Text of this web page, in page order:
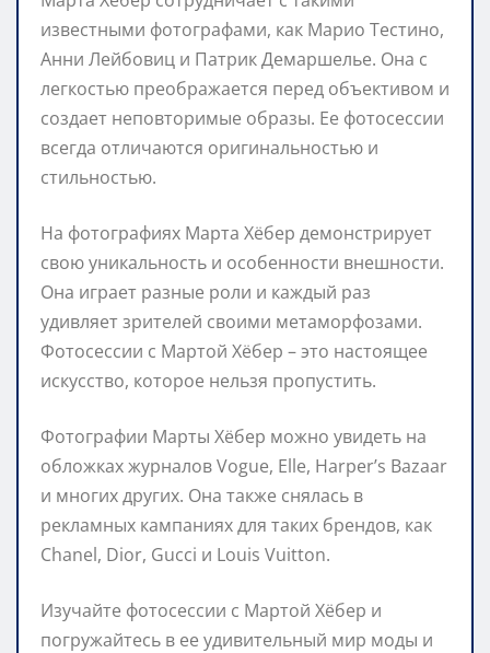
известными фотографами, как Марио Тестино,
Анни Лейбовиц и Патрик Демаршелье. Она с
легкостью преображается перед объективом и
создает неповторимые образы. Ее фотосессии
всегда отличаются оригинальностью и
стильностью.
На фотографиях Марта Хёбер демонстрирует
свою уникальность и особенности внешности.
Она играет разные роли и каждый раз
удивляет зрителей своими метаморфозами.
Фотосессии с Мартой Хёбер – это настоящее
искусство, которое нельзя пропустить.
Фотографии Марты Хёбер можно увидеть на
обложках журналов Vogue, Elle, Harper’s Bazaar
и многих других. Она также снялась в
рекламных кампаниях для таких брендов, как
Chanel, Dior, Gucci и Louis Vuitton.
Изучайте фотосессии с Мартой Хёбер и
погружайтесь в ее удивительный мир моды и